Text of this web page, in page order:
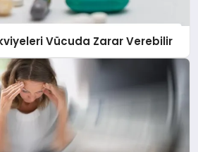
Vücuda Zarar Verebilir